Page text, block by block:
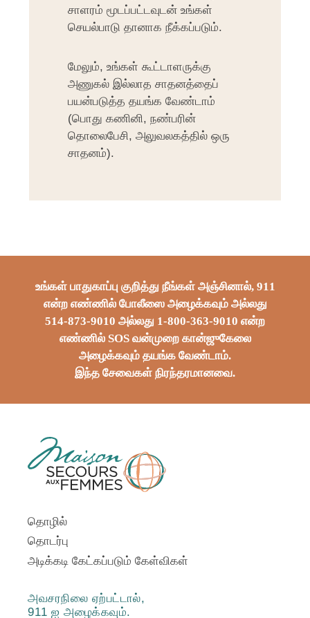
சாளரம் மூடப்பட்டவுடன் உங்கள்
செயல்பாடு தானாக நீக்கப்படும்.
மேலும், உங்கள் கூட்டாளருக்கு
அணுகல் இல்லாத சாதனத்தைப்
பயன்படுத்த தயங்க வேண்டாம்
(பொது கணினி, நண்பரின்
தொலைபேசி, அலுவலகத்தில் ஒரு
சாதனம்).
உங்கள் பாதுகாப்பு குறித்து நீங்கள் அஞ்சினால், 911
என்ற எண்ணில் போலீஸை அழைக்கவும் அல்லது
514-873-9010 அல்லது 1-800-363-9010 என்ற
எண்ணில் SOS வன்முறை கான்ஜுகேலை
அழைக்கவும் தயங்க வேண்டாம்.
இந்த சேவைகள் நிரந்தரமானவை.
தொழில்
தொடர்பு
அடிக்கடி கேட்கப்படும் கேள்விகள்
அவசரநிலை ஏற்பட்டால்,
911 ஐ அழைக்கவும்.